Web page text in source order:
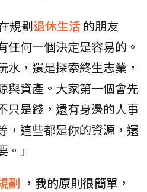
規劃退休生活的朋友
任何一個決定是容易的。
水，還是探索終生志業，
與資產。大家第一個會先
只是錢，還有身邊的人事
，這些都是你的資源，還
」
劃 ，我的原則很簡單，